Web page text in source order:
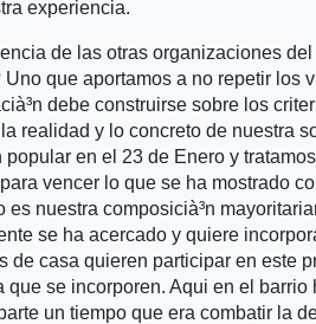
experiencia.
de las otras organizaciones del
Uno que aportamos a no repetir los
debe construirse sobre los
realidad y lo concreto de nuestra
popular en el 23 de Enero y
vencer lo que se ha mostrado
es nuestra composicià³n
se ha acercado y quiere
de casa quieren participar en este
que se incorporen. Aqui en el barrio
un tiempo que era combatir la